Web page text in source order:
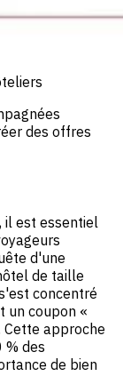
des offres
il est essentiel
d'une
de taille
concentré
un coupon «
approche
% des
de bien